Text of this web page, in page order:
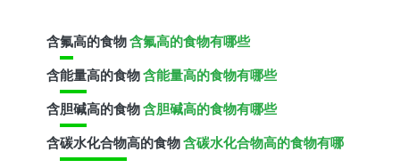
含氟高的食物含氟高的食物有哪些
含能量高的食物含能量高的食物有哪些
含胆碱高的食物含胆碱高的食物有哪些
含碳水化合物高的食物含碳水化合物高的食物有哪